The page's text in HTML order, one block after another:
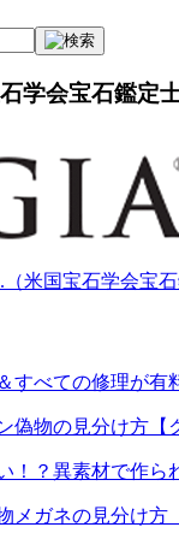
学会宝石鑑定士
米国宝石学会宝石
すべての修理が
偽物の見分け方【
！？異素材で作ら
メガネの見分け方